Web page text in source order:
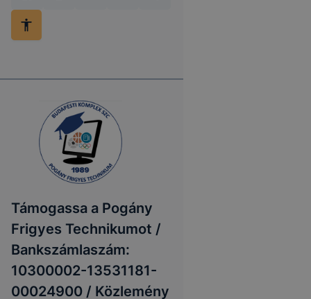
Támogassa a Pogány
Frigyes Technikumot /
Bankszámlaszám:
10300002-13531181-
00024900 / Közlemény